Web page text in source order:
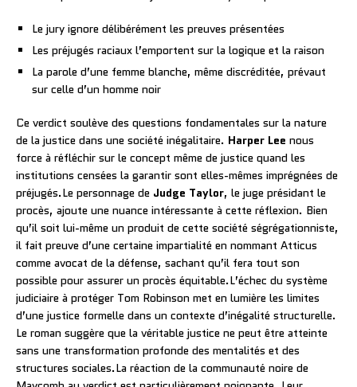
Le jury ignore délibérément les preuves présentées
Les préjugés raciaux l’emportent sur la logique et la raison
La parole d’une femme blanche, même discréditée, prévaut
sur celle d’un homme noir
Ce verdict soulève des questions fondamentales sur la nature
de la justice dans une société inégalitaire. Harper Lee nous
force à réfléchir sur le concept même de justice quand les
institutions censées la garantir sont elles-mêmes imprégnées de
préjugés.Le personnage de Judge Taylor, le juge présidant le
procès, ajoute une nuance intéressante à cette réflexion. Bien
qu’il soit lui-même un produit de cette société ségrégationniste,
il fait preuve d’une certaine impartialité en nommant Atticus
comme avocat de la défense, sachant qu’il fera tout son
possible pour assurer un procès équitable.L’échec du système
judiciaire à protéger Tom Robinson met en lumière les limites
d’une justice formelle dans un contexte d’inégalité structurelle.
Le roman suggère que la véritable justice ne peut être atteinte
sans une transformation profonde des mentalités et des
structures sociales.La réaction de la communauté noire de